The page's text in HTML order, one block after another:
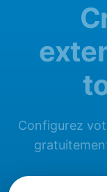
Configurez